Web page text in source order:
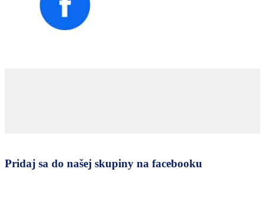
Pridaj sa do našej skupiny na facebooku